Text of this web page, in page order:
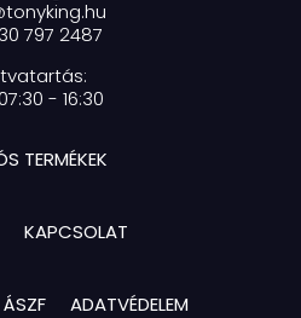
797 2487
- 16:30
TERMÉKEK
KAPCSOLAT
ÁSZF
ADATVÉDELEM